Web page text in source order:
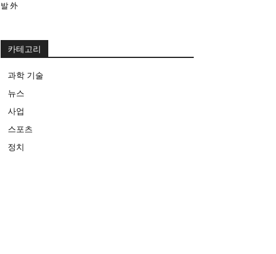
발 外
카테고리
과학 기술
뉴스
사업
스포츠
정치